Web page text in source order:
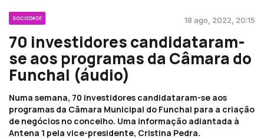
SOCIEDADE 18 ago, 2022, 20:15
70 investidores candidataram-
se aos programas da Câmara do
Funchal (áudio)
Numa semana, 70 investidores candidataram-se aos
programas da Câmara Municipal do Funchal para a criação
de negócios no concelho. Uma informação adiantada à
Antena 1 pela vice-presidente, Cristina Pedra.